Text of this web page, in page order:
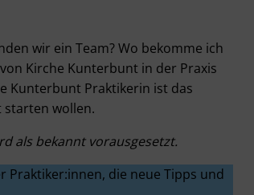
wir ein Team? Wo bekomme ich
Kirche Kunterbunt in der Praxis
Kunterbunt Praktikerin ist das
starten wollen.
als bekannt vorausgesetzt.
die neue Tipps und